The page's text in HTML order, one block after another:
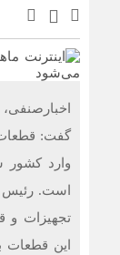
گفت: قطعات
وارد کشور
است. رئیس
تجهیزات و
این